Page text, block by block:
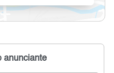
anunciante